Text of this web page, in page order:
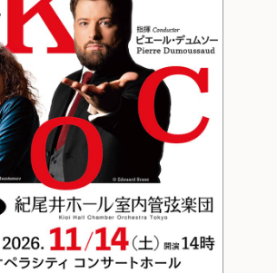
フォルテピアノ・オデッセイ